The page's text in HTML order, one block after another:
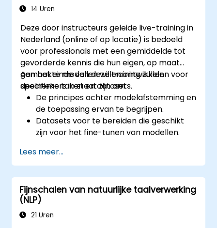
14 Uren
Deze door instructeurs geleide live-training in
Nederland (online of op locatie) is bedoeld
voor professionals met een gemiddelde tot
gevorderde kennis die hun eigen, op maat
gemaakte modellen willen ontwikkelen voor
specifieke taken en datasets.
Aan het einde van deze training zullen
deelnemers in staat zijn om:
De principes achter modelafstemming en
de toepassing ervan te begrijpen.
Datasets voor te bereiden die geschikt
zijn voor het fine-tunen van modellen.
stemmen op NLP-taken.
De prestaties van modellen te
optimaliseren en veelvoorkomende
problemen op te lossen.
Lees meer...
Fijnschalen van natuurlijke taalverwerking
(NLP)
21 Uren